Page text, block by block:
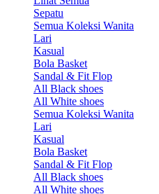
Sepatu
Semua Koleksi Wanita
Lari
Kasual
Bola Basket
Sandal & Fit Flop
All Black shoes
All White shoes
Semua Koleksi Wanita
Lari
Kasual
Bola Basket
Sandal & Fit Flop
All Black shoes
All White shoes